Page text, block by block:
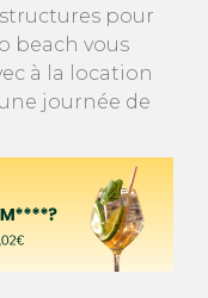
pour
beach vous
à la location
journée de